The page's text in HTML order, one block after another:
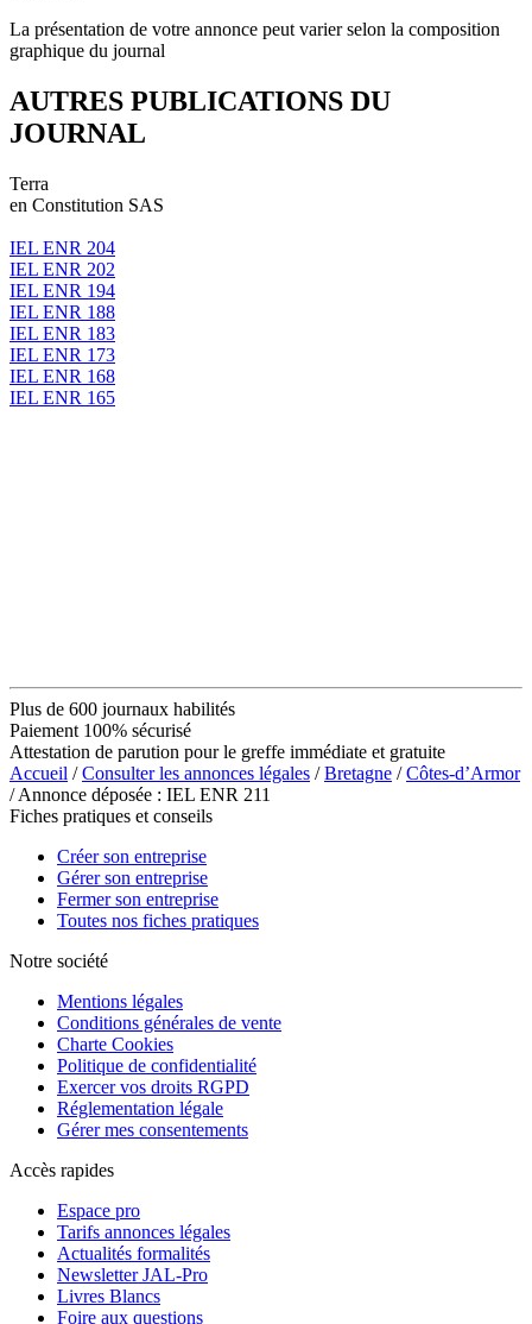
La présentation de votre annonce peut varier selon la composition
graphique du journal
AUTRES PUBLICATIONS DU
JOURNAL
Terra
en Constitution SAS
IEL ENR 204
IEL ENR 202
IEL ENR 194
IEL ENR 188
IEL ENR 183
IEL ENR 173
IEL ENR 168
IEL ENR 165
Plus de 600 journaux habilités
Paiement 100% sécurisé
Attestation de parution pour le greffe immédiate et gratuite
Accueil /Consulter les annonces légales /Bretagne /Côtes-d’Armor
/ Annonce déposée : IEL ENR 211
Fiches pratiques et conseils
Créer son entreprise
Gérer son entreprise
Fermer son entreprise
Toutes nos fiches pratiques
Notre société
Mentions légales
Conditions générales de vente
Charte Cookies
Politique de confidentialité
Exercer vos droits RGPD
Réglementation légale
Gérer mes consentements
Accès rapides
Espace pro
Tarifs annonces légales
Actualités formalités
Newsletter JAL-Pro
Livres Blancs
Foire aux questions